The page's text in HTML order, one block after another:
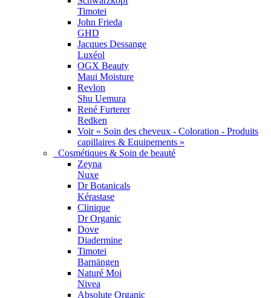
Timotei
John Frieda
GHD
Jacques Dessange
Luxéol
OGX Beauty
Maui Moisture
Revlon
Shu Uemura
René Furterer
Redken
Voir « Soin des cheveux - Coloration - Produits
capillaires & Equipements »
Cosmétiques & Soin de beauté
Zeyna
Nuxe
Dr Botanicals
Kérastase
Clinique
Dr Organic
Dove
Diadermine
Timotei
Barnängen
Naturé Moi
Nivea
Absolute Organic